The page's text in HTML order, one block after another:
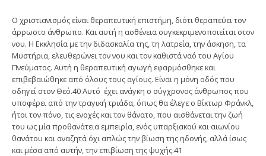
Ο χριστιανισμός είναι θεραπευτική επιστήμη, διότι θεραπεύει τον
άρρω­στο άνθρωπο. Και αυτή η ασθένεια συγκεκριμενοποιείται στον
νου. Η Εκκλη­σία με την διδασκαλία της, τη λατρεία, την άσκηση, τα
Μυστήρια, ελευθερώνει τον νου και τον καθιστά ναό του Αγίου
Πνεύματος. Αυτή η θε­ραπευτική αγωγή εφαρμόσθηκε και
επιβεβαιώθηκε από όλους τους αγίους. Είναι η μόνη οδός που
οδηγεί στον Θεό.40 Αυτό έχει ανάγκη ο σύγχρονος άνθρωπος που
υποφέρει από την τραγική τριάδα, όπως θα έλεγε ο Βίκτωρ Φράνκλ,
ήτοι τον πόνο, τις ενοχές και τον θάνατο, που αισθάνεται την ζωή
του ως μία προθανάτεια εμπειρία, ενός υπαρξιακού και αιωνίου
θανάτου και αναζητά όχι απλώς την βίωση της ηδονής, αλλά ίσως
και μέσα από αυτήν, την επιβίωση της ψυχής.41